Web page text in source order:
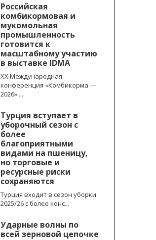
Российская
комбикормовая и
мукомольная
промышленность
готовится к
масштабному участию
в выставке IDMA
XX Международная
конференция «Комбикорма —
2026» ...
Турция вступает в
уборочный сезон с
более
благоприятными
видами на пшеницу,
но торговые и
ресурсные риски
сохраняются
Турция входит в сезон уборки
2025/26 с более конс...
Ударные волны по
всей зерновой цепочке